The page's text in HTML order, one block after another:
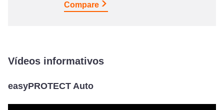
Compare
Vídeos informativos
easyPROTECT Auto